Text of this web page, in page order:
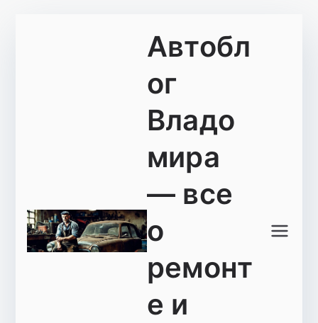
Автобл
ог
Владо
мира
— все
о
ремонт
е и